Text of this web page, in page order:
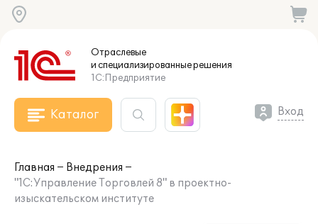
Отраслевые
и специализированныерешения
1С:Предприятие
Каталог Вход
Главная
Внедрения
"1С:Управление Торговлей 8" в проектно-
изыскательском институте